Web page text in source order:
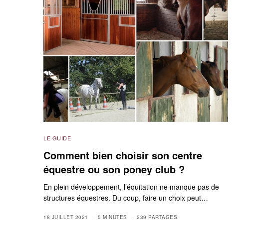
LE GUIDE
Comment bien choisir son centre
équestre ou son poney club ?
En plein développement, l’équitation ne manque pas de
structures équestres. Du coup, faire un choix peut…
18 JUILLET 2021 5 MINUTES 239 PARTAGES